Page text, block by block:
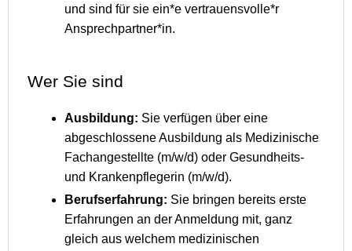
und sind für sie ein*e vertrauensvolle*r
Ansprechpartner*in.
Wer Sie sind
Ausbildung: Sie verfügen über eine
abgeschlossene Ausbildung als Medizinische
Fachangestellte (m/w/d) oder Gesundheits-
und Krankenpflegerin (m/w/d).
Berufserfahrung: Sie bringen bereits erste
Erfahrungen an der Anmeldung mit, ganz
gleich aus welchem medizinischen